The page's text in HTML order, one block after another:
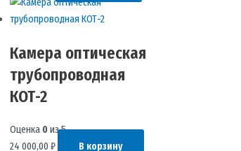
Камера оптическая
трубопроводная
КОТ-2
Оценка 0 из 5
24 000,00 ₽ В корзину